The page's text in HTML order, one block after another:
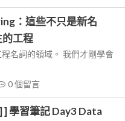
：這些不只是新名
工程
名詞的領域。 我們才剛學會
0個留言
學習筆記 Day3 Data